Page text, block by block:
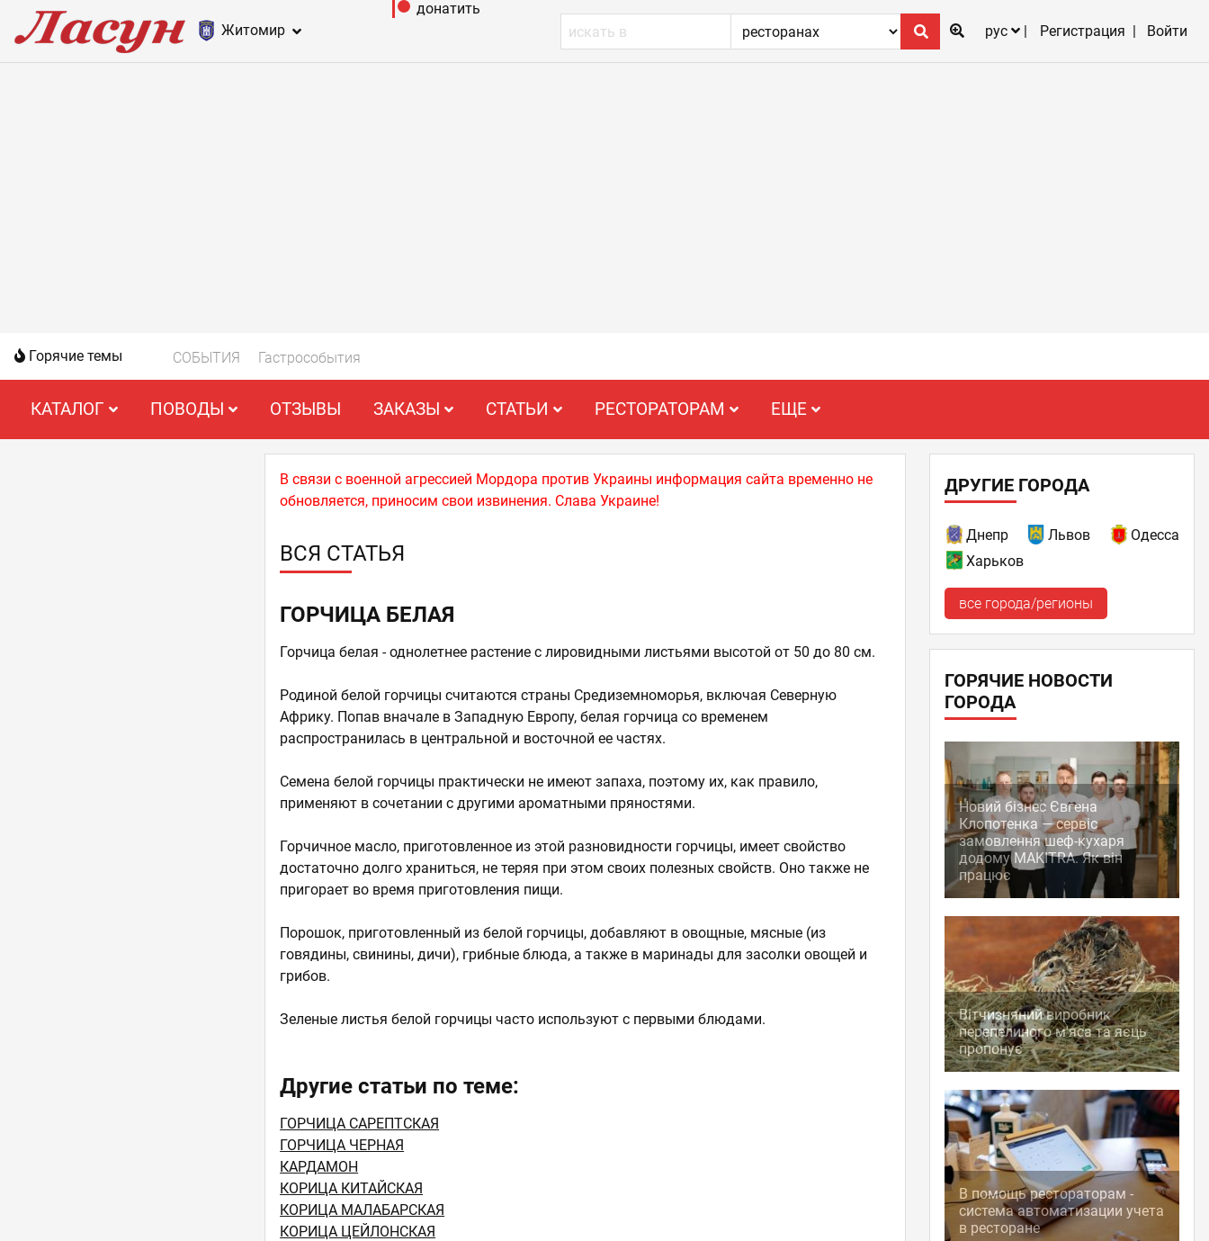
Житомир
донатить
рус
Регистрация Войти
Горячие темы СОБЫТИЯ Гастрособытия
КАТАЛОГ ПОВОДЫ ОТЗЫВЫ ЗАКАЗЫ СТАТЬИ РЕСТОРАТОРАМ ЕЩЕ
В связи с военной агрессией Мордора против Украины информация сайта временно не
обновляется, приносим свои извинения. Слава Украине!
ВСЯ СТАТЬЯ
ГОРЧИЦА БЕЛАЯ
Горчица белая - однолетнее растение с лировидными листьями высотой от 50 до 80 см.
Родиной белой горчицы считаются страны Средиземноморья, включая Северную
Африку. Попав вначале в Западную Европу, белая горчица со временем
распространилась в центральной и восточной ее частях.
Семена белой горчицы практически не имеют запаха, поэтому их, как правило,
применяют в сочетании с другими ароматными пряностями.
Горчичное масло, приготовленное из этой разновидности горчицы, имеет свойство
достаточно долго храниться, не теряя при этом своих полезных свойств. Оно также не
пригорает во время приготовления пищи.
Порошок, приготовленный из белой горчицы, добавляют в овощные, мясные (из
говядины, свинины, дичи), грибные блюда, а также в маринады для засолки овощей и
грибов.
Зеленые листья белой горчицы часто используют с первыми блюдами.
Другие статьи по теме:
ГОРЧИЦА САРЕПТСКАЯ
ГОРЧИЦА ЧЕРНАЯ
КАРДАМОН
КОРИЦА КИТАЙСКАЯ
КОРИЦА МАЛАБАРСКАЯ
КОРИЦА ЦЕЙЛОНСКАЯ
ДРУГИЕ ГОРОДА
Днепр Львов
Одесса
Харьков
все города/регионы
ГОРЯЧИЕ НОВОСТИ
ГОРОДА
Новий бізнес Євгена
Клопотенка — сервіс
замовлення шеф-кухаря
додому MAKITRA. Як він
працює
Вітчизняний виробник
перепелиного м'яса та яєць
пропонує
В помощь рестораторам -
система автоматизации учета
в ресторане